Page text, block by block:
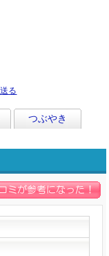
つぶやき